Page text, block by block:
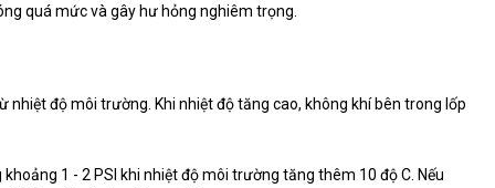
quá mức và gây hư hỏng nghiêm trọng.
độ môi trường. Khi nhiệt độ tăng cao, không khí bên trong lốp
1 - 2 PSI khi nhiệt độ môi trường tăng thêm 10 độ C. Nếu